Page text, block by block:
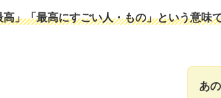
」「最高にすごい人・もの」という意味
あ